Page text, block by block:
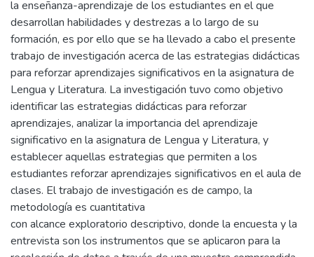
la enseñanza-aprendizaje de los estudiantes en el que
desarrollan habilidades y destrezas a lo largo de su
formación, es por ello que se ha llevado a cabo el presente
trabajo de investigación acerca de las estrategias didácticas
para reforzar aprendizajes significativos en la asignatura de
Lengua y Literatura. La investigación tuvo como objetivo
identificar las estrategias didácticas para reforzar
aprendizajes, analizar la importancia del aprendizaje
significativo en la asignatura de Lengua y Literatura, y
establecer aquellas estrategias que permiten a los
estudiantes reforzar aprendizajes significativos en el aula de
clases. El trabajo de investigación es de campo, la
metodología es cuantitativa
con alcance exploratorio descriptivo, donde la encuesta y la
entrevista son los instrumentos que se aplicaron para la